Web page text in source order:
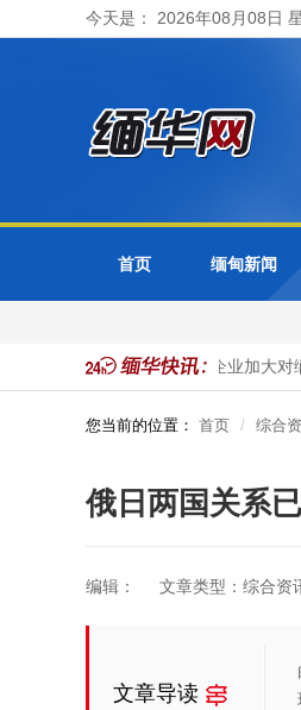
今天是： 2026年08月08日
首页 缅甸新闻
缅甸邀请泰国企业加大对缅
您当前的位置： 首页 综合
俄日两国关系
编辑： 文章类型：综合资
文章导读